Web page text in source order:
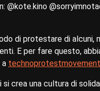
@kote.kino
di protestare di
E per fare questo,
a
crea una cultura di